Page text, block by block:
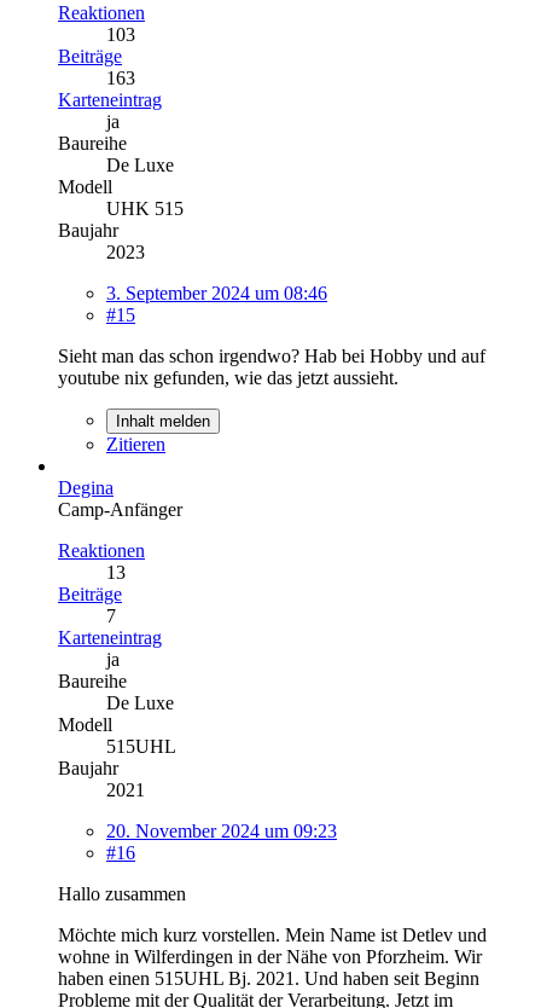
Reaktionen
103
Beiträge
163
Karteneintrag
ja
Baureihe
De Luxe
Modell
UHK 515
Baujahr
2023
3. September 2024 um 08:46
#15
Sieht man das schon irgendwo? Hab bei Hobby und auf
youtube nix gefunden, wie das jetzt aussieht.
Inhalt melden
Zitieren
Degina
Camp-Anfänger
Reaktionen
13
Beiträge
7
Karteneintrag
ja
Baureihe
De Luxe
Modell
515UHL
Baujahr
2021
20. November 2024 um 09:23
#16
Hallo zusammen
Möchte mich kurz vorstellen. Mein Name ist Detlev und
wohne in Wilferdingen in der Nähe von Pforzheim. Wir
haben einen 515UHL Bj. 2021. Und haben seit Beginn
Probleme mit der Qualität der Verarbeitung. Jetzt im